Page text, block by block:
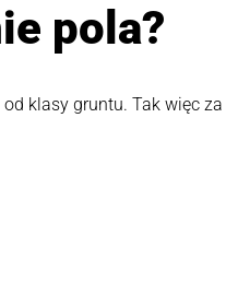
pola?
klasy gruntu. Tak więc za